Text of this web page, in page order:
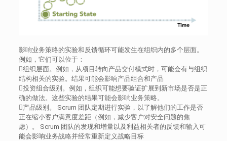
影响业务策略的实验和反馈循环可能发生在组织内的多个层面。
例如，它们可以位于：
组织层面。例如，从项目转向产品交付模式时，可能会有与组织
结构相关的实验。结果可能会影响产品组合和产品
投资组合级别。例如，组织可能想要验证扩展到新市场是否是正
确的做法。这些实验的结果可能会影响业务策略。
产品级别。 Scrum 团队定期进行实验，以了解他们的工作是否
正在缩小客户满意度差距（例如，减少客户对安全问题的焦
虑）。 Scrum 团队的发现和增量以及利益相关者的反馈和输入可
能会影响业务战略并经常重新定义战略目标